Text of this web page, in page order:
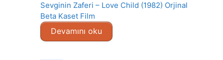
Sevginin Zaferi – Love Child (1982) Orjinal
Beta Kaset Film
Devamını oku